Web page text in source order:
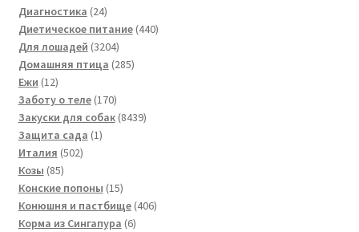
Диагностика 2424
товара
Диетическое питание 440440
Для лошадей 32043204
товара
Домашняя птица 285285
Ежи 1212
товаров
Заботу о теле 170170
товаров
Закуски для собак 84398439
Защита сада 11
Италия 502502
Козы 8585
товаров
Конские попоны 1515
товаров
Конюшня и пастбище 406406
Корма из Сингапура 66